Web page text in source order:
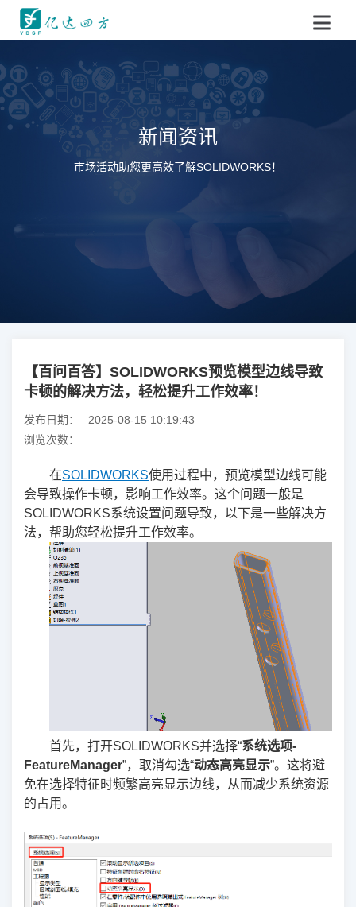
新闻资讯
市场活动助您更高效了解SOLIDWORKS！
【百问百答】SOLIDWORKS预览模型边线导致
卡顿的解决方法，轻松提升工作效率！
发布日期：
2025-08-15 10:19:43
浏览次数：
在SOLIDWORKS使用过程中，预览模型边线可能
会导致操作卡顿，影响工作效率。这个问题一般是
SOLIDWORKS系统设置问题导致，以下是一些解决方
法，帮助您轻松提升工作效率。
首先，打开SOLIDWORKS并选择“系统选项-
FeatureManager”，取消勾选“动态高亮显示”。这将避
免在选择特征时频繁高亮显示边线，从而减少系统资源
的占用。